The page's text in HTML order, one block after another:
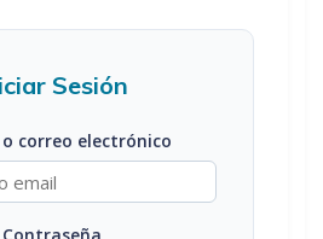
Sesión
correo electrónico